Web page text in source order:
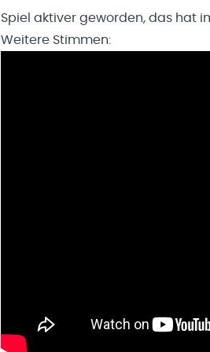
Spiel aktiver geworden, das hat
Weitere Stimmen: